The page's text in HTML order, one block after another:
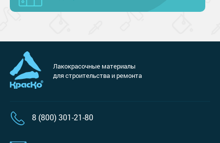
Лакокрасочные материалы
для строительства и ремонта
8 (800) 301-21-80